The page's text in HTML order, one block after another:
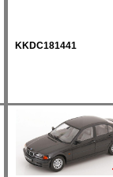
KKDC181441